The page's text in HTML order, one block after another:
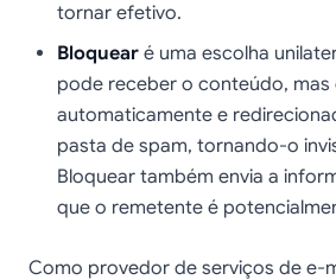
tornar efetivo.
Bloquear é uma escolha
pode receber o conteúdo, mas
automaticamente e
pasta de spam, tornando-o
Bloquear também envia a
que o remetente é
Como provedor de serviços de e-